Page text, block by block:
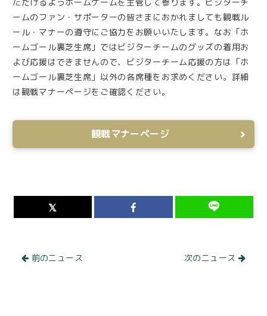
ただけるようホームゲームを主管して参ります。ビジターチ
ームのファン・サポーターの皆さまにおかれましても観戦ル
ール・マナーの遵守にご協力をお願いいたします。なお「ホ
ームゴール裏芝生席」ではビジターチームのグッズの着用お
よび応援はできませんので、ビジターチーム応援の方は「ホ
ームゴール裏芝生席」以外の各席種をお求めください。詳細
は観戦マナーページをご確認ください。
観戦マナーページ
前のニュース 次のニュース